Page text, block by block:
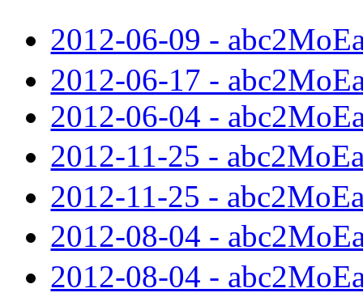
2012-06-09 -
2012-06-17 -
2012-06-04 -
2012-11-25 -
2012-11-25 -
2012-08-04 -
2012-08-04 -